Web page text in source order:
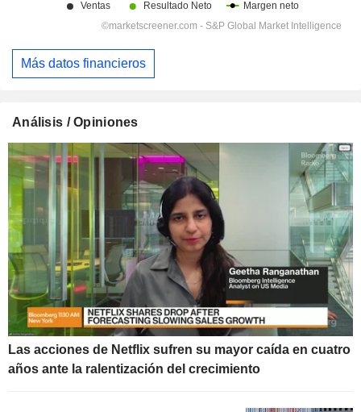
Más datos financieros
Análisis / Opiniones
Las acciones de Netflix sufren su mayor caída en cuatro
años ante la ralentización del crecimiento